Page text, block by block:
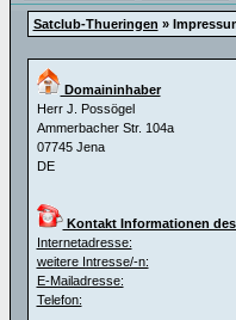
Satclub-Thueringen »
Domaininhaber
Herr J. Possögel
Ammerbacher Str. 104a
07745 Jena
DE
Kontakt Informationen
Internetadresse:
weitere Intresse/-n:
E-Mailadresse:
Telefon: